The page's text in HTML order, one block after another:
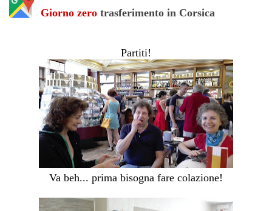
Giorno zero trasferimento in Corsica
Partiti!
Va beh... prima bisogna fare colazione!